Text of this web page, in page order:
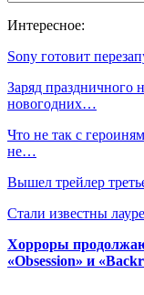
Интересное:
Sony готовит
Заряд праздничного
новогодних…
Что не так с
не…
Вышел трейлер
Стали известны
Хорроры
«Obsession» и